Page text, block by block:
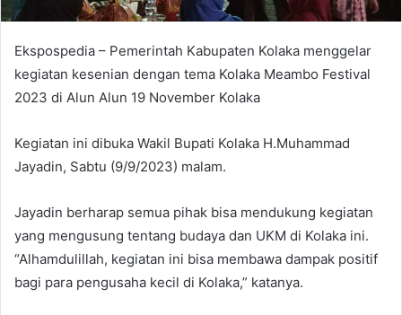
Ekspospedia – Pemerintah Kabupaten Kolaka menggelar
kegiatan kesenian dengan tema Kolaka Meambo Festival
2023 di Alun Alun 19 November Kolaka
Kegiatan ini dibuka Wakil Bupati Kolaka H.Muhammad
Jayadin, Sabtu (9/9/2023) malam.
Jayadin berharap semua pihak bisa mendukung kegiatan
yang mengusung tentang budaya dan UKM di Kolaka ini.
“Alhamdulillah, kegiatan ini bisa membawa dampak positif
bagi para pengusaha kecil di Kolaka,” katanya.